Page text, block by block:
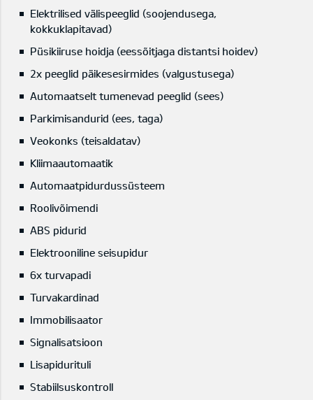
Elektrilised välispeeglid (soojendusega,
kokkuklapitavad)
Püsikiiruse hoidja (eessõitjaga distantsi hoidev)
2x peeglid päikesesirmides (valgustusega)
Automaatselt tumenevad peeglid (sees)
Parkimisandurid (ees, taga)
Veokonks (teisaldatav)
Kliimaautomaatik
Automaatpidurdussüsteem
Roolivõimendi
ABS pidurid
Elektrooniline seisupidur
6x turvapadi
Turvakardinad
Immobilisaator
Signalisatsioon
Lisapidurituli
Stabiilsuskontroll